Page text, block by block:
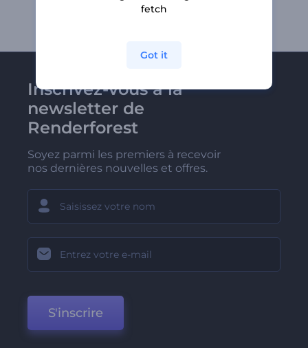
Inscrivez-vous à la
newsletter de
Renderforest
Soyez parmi les premiers à recevoir
nos dernières nouvelles et offres.
S'inscrire
fetch
Got it